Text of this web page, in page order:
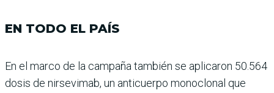
EN TODO EL PAÍS
En el marco de la campaña también se aplicaron 50.564
dosis de nirsevimab, un anticuerpo monoclonal que